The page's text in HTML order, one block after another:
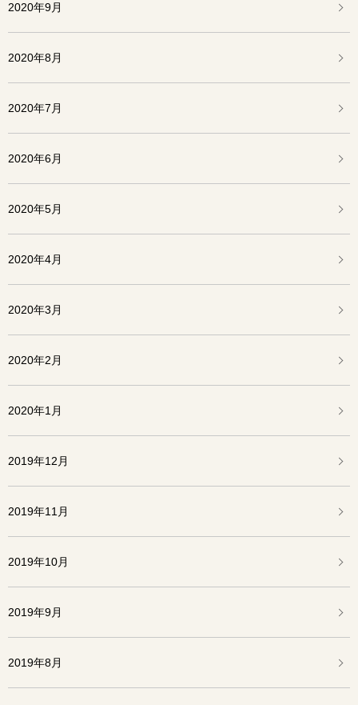
2020年9月
2020年8月
2020年7月
2020年6月
2020年5月
2020年4月
2020年3月
2020年2月
2020年1月
2019年12月
2019年11月
2019年10月
2019年9月
2019年8月